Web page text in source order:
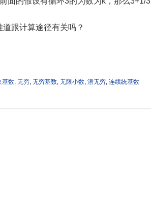
跟计算途径有关吗？
基数, 无穷, 无穷基数, 无限小数, 潜无穷, 连续统基数